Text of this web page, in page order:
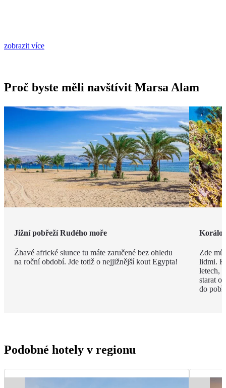
zobrazit více
Proč byste měli navštívit Marsa Alam
Jižní pobřeží Rudého moře
Žhavé africké slunce tu máte zaručené bez ohledu
na roční období. Jde totiž o nejjižnější kout Egypta!
Zde
lidmi. K
letech,
starat o
do
Podobné hotely v regionu